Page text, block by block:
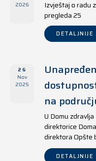
2026
Izvještaj o radu
pregleda 25
DETALJNIJE
26
Nov
2025
na
U Domu
direktorice
direktora Opšte
direktora Doma
DETALJNIJE